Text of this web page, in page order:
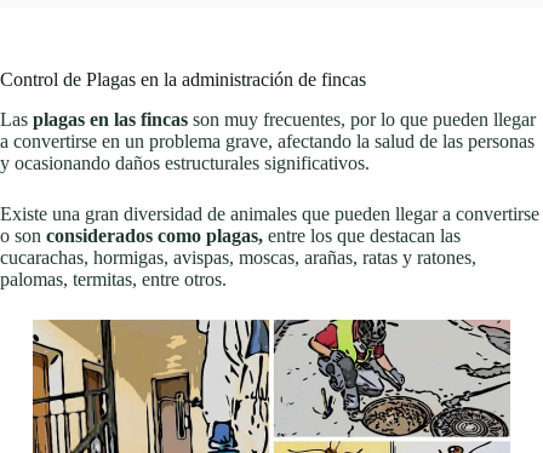
Control de Plagas en la administración de fincas
Las plagas en las fincas son muy frecuentes, por lo que pueden llegar
a convertirse en un problema grave, afectando la salud de las personas
y ocasionando daños estructurales significativos.
Existe una gran diversidad de animales que pueden llegar a convertirse
o son considerados como plagas, entre los que destacan las
cucarachas, hormigas, avispas, moscas, arañas, ratas y ratones,
palomas, termitas, entre otros.